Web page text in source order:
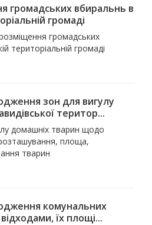
громадських вбиральнь в
громаді
громадських
територіальній громаді
зон для вигулу
територ...
домашніх тварин щодо
площа,
тварин
комунальних
їх площі...